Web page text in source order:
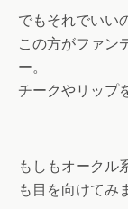
でもそれでいい
この方がファン
ー。
チークやリップ
もしもオークル
も目を向けてみ